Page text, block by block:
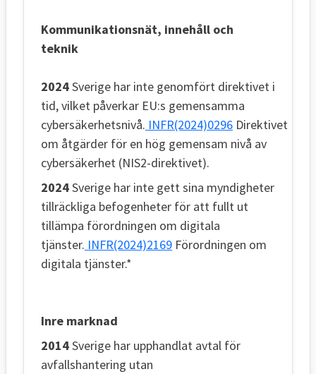
Kommunikationsnät, innehåll och
teknik
2024Sverige har inte genomfört direktivet i
tid, vilket påverkar EU:s gemensamma
cybersäkerhetsnivå. INFR(2024)0296 Direktivet
om åtgärder för en hög gemensam nivå av
cybersäkerhet (NIS2-direktivet).
2024Sverige har inte gett sina myndigheter
tillräckliga befogenheter för att fullt ut
tillämpa förordningen om digitala
tjänster. INFR(2024)2169 Förordningen om
digitala tjänster.*
Inre marknad
2014Sverige har upphandlat avtal för
avfallshantering utan